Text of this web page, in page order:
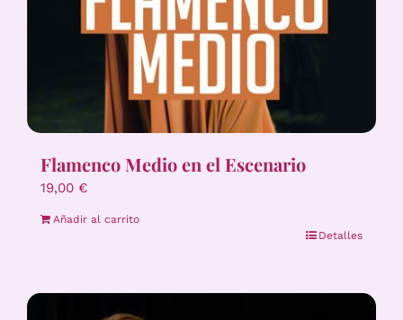
Flamenco Medio en el Escenario
19,00 €
Añadir al carrito
Detalles